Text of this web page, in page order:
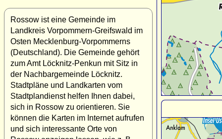
Rossow ist eine Gemeinde im
Landkreis Vorpommern-Greifswald im
Osten Mecklenburg-Vorpommerns
(Deutschland). Die Gemeinde gehört
zum Amt Löcknitz-Penkun mit Sitz in
der Nachbargemeinde Löcknitz.
Stadtpläne und Landkarten vom
Stadtplandienst helfen Ihnen dabei,
sich in Rossow zu orientieren. Sie
können die Karten im Internet aufrufen
und sich interessante Orte von